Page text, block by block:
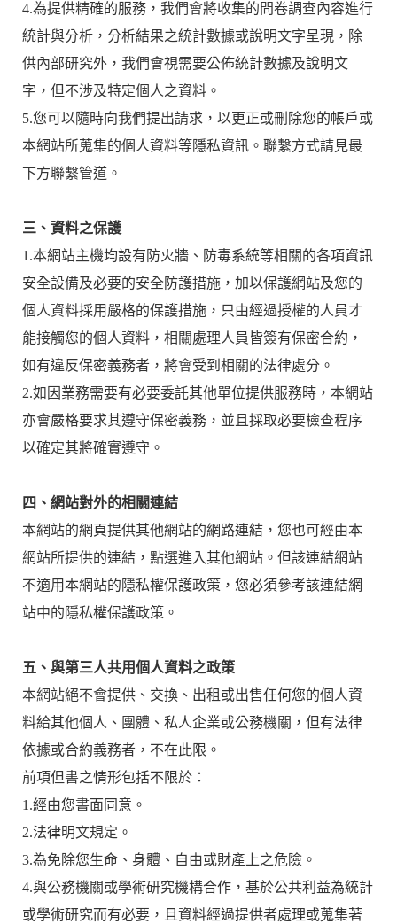
4.為提供精確的服務，我們會將收集的問卷調查內容進行
統計與分析，分析結果之統計數據或說明文字呈現，除
供內部研究外，我們會視需要公佈統計數據及說明文
字，但不涉及特定個人之資料。
5.您可以隨時向我們提出請求，以更正或刪除您的帳戶或
本網站所蒐集的個人資料等隱私資訊。聯繫方式請見最
下方聯繫管道。
三、資料之保護
1.本網站主機均設有防火牆、防毒系統等相關的各項資訊
安全設備及必要的安全防護措施，加以保護網站及您的
個人資料採用嚴格的保護措施，只由經過授權的人員才
能接觸您的個人資料，相關處理人員皆簽有保密合約，
如有違反保密義務者，將會受到相關的法律處分。
2.如因業務需要有必要委託其他單位提供服務時，本網站
亦會嚴格要求其遵守保密義務，並且採取必要檢查程序
以確定其將確實遵守。
四、網站對外的相關連結
本網站的網頁提供其他網站的網路連結，您也可經由本
網站所提供的連結，點選進入其他網站。但該連結網站
不適用本網站的隱私權保護政策，您必須參考該連結網
站中的隱私權保護政策。
五、與第三人共用個人資料之政策
本網站絕不會提供、交換、出租或出售任何您的個人資
料給其他個人、團體、私人企業或公務機關，但有法律
依據或合約義務者，不在此限。
前項但書之情形包括不限於：
1.經由您書面同意。
2.法律明文規定。
3.為免除您生命、身體、自由或財產上之危險。
4.與公務機關或學術研究機構合作，基於公共利益為統計
或學術研究而有必要，且資料經過提供者處理或蒐集著